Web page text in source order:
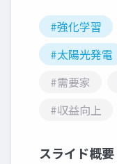
#強化学習
#太陽光発電
#需要家
#収益向上
スライド概要